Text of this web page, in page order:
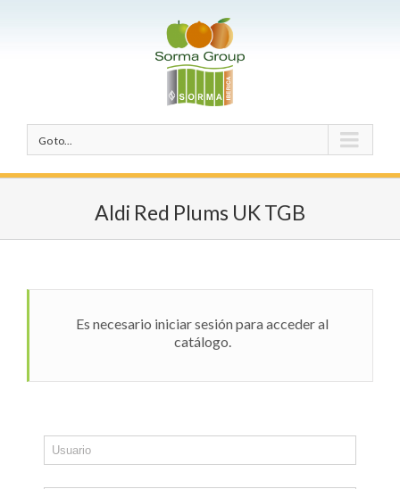
Go to...
Aldi Red Plums UK TGB
Es necesario iniciar sesión para acceder al
catálogo.